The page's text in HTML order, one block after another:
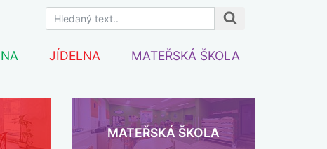
JÍDELNA MATEŘSKÁ ŠKOLA
MATEŘSKÁ ŠKOLA